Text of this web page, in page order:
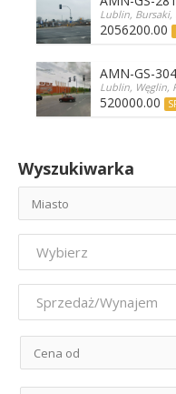
Lublin, Bursaki,
2056200.00
AMN-GS-
Lublin, Węglin,
520000.00
Wyszukiwarka